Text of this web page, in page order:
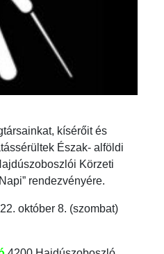
kísérőit és
Észak- alföldi
Körzeti
rendezvényére.
október 8. (szombat)